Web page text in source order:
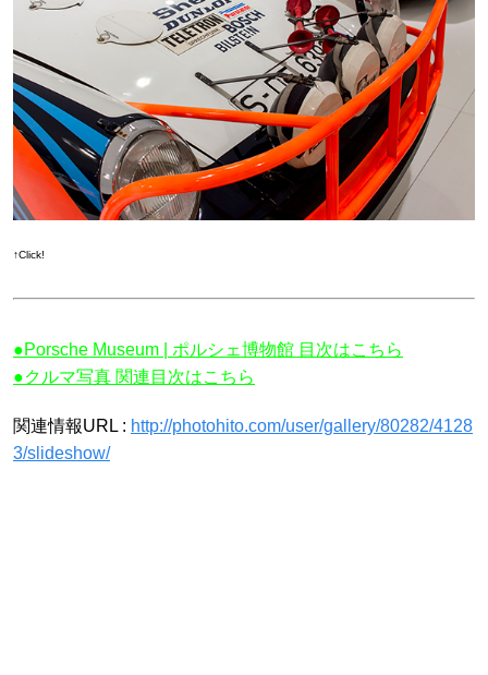
↑Click!
●Porsche Museum | ポルシェ博物館 目次はこちら
●クルマ写真 関連目次はこちら
関連情報URL : http://photohito.com/user/gallery/80282/4128
3/slideshow/